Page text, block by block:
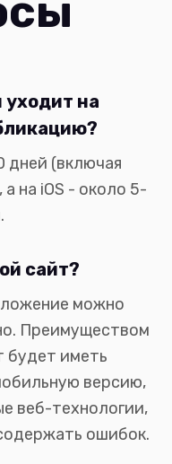
уходит на
дней (включая
на iOS - около 5-
сайт?
можно
Преимуществом
будет иметь
версию,
веб-технологии,
ошибок.